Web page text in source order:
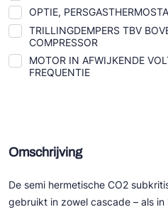
OPTIE,
TRILLINGDEMPERS TBV
COMPRESSOR
MOTOR IN AFWIJKENDE
FREQUENTIE
Omschrijving
De semi hermetische CO2
gebruikt in zowel cascade – als